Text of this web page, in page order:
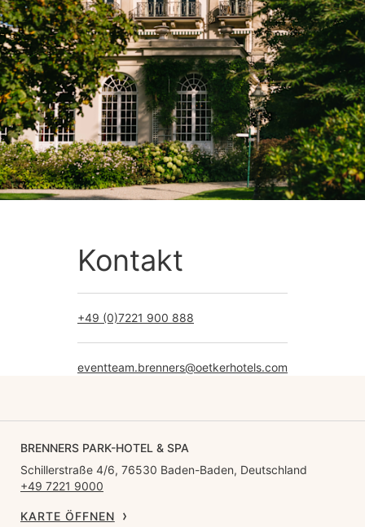
Kontakt
+49 (0)7221 900 888
eventteam.brenners@oetkerhotels.com
BRENNERS PARK-HOTEL & SPA
Schillerstraße 4/6, 76530 Baden-Baden, Deutschland
+49 7221 9000
KARTE ÖFFNEN